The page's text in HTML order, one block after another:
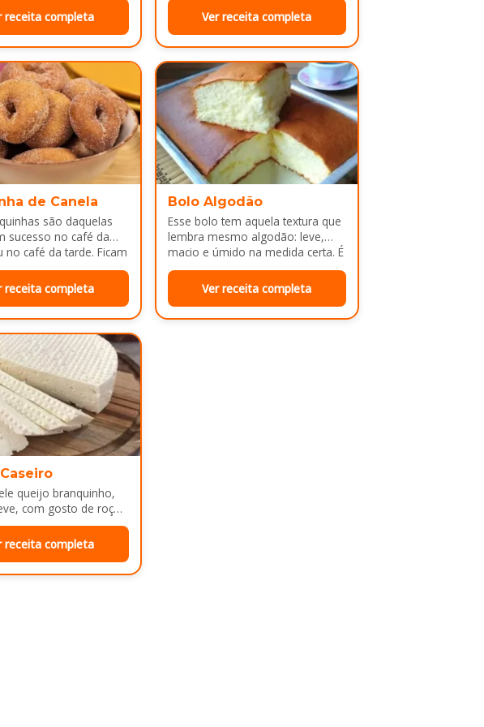
depois do almoço.
receita completa
Ver receita completa
de Canela
são daquelas
sucesso no café da
no café da tarde. Ficam
por…
receita completa
Bolo Algodão
Esse bolo tem aquela textura que
lembra mesmo algodão: leve,
macio e úmido na medida certa. É
ótimo pra servir…
Ver receita completa
queijo branquinho,
com gosto de roça
de café da manhã
receita completa